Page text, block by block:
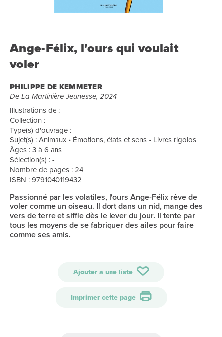
Ange-Félix, l'ours qui voulait
voler
PHILIPPE DE KEMMETER
De La Martinière Jeunesse, 2024
Illustrations de : -
Collection : -
Type(s) d'ouvrage : -
Sujet(s) : Animaux • Émotions, états et sens • Livres rigolos
Âges : 3 à 6 ans
Sélection(s) : -
Nombre de pages : 24
ISBN : 9791040119432
Passionné par les volatiles, l'ours Ange-Félix rêve de
voler comme un oiseau. Il dort dans un nid, mange des
vers de terre et siffle dès le lever du jour. Il tente par
tous les moyens de se fabriquer des ailes pour faire
comme ses amis.
Ajouter à une liste
Imprimer cette page